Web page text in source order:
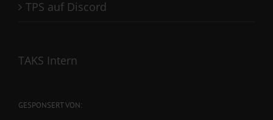
TPS auf Discord
TAKS Intern
GESPONSERT VON: